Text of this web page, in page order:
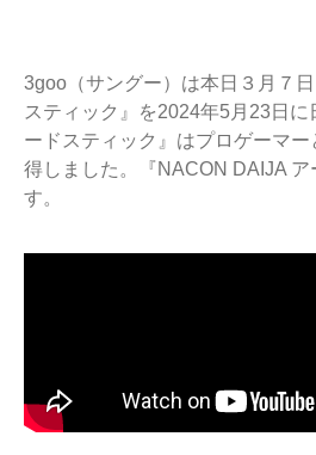
3goo（サングー）は本日３月７
スティック』を2024年5月23日
ードスティック』はプロゲーマ
得しました。『NACON DAIJA
す。